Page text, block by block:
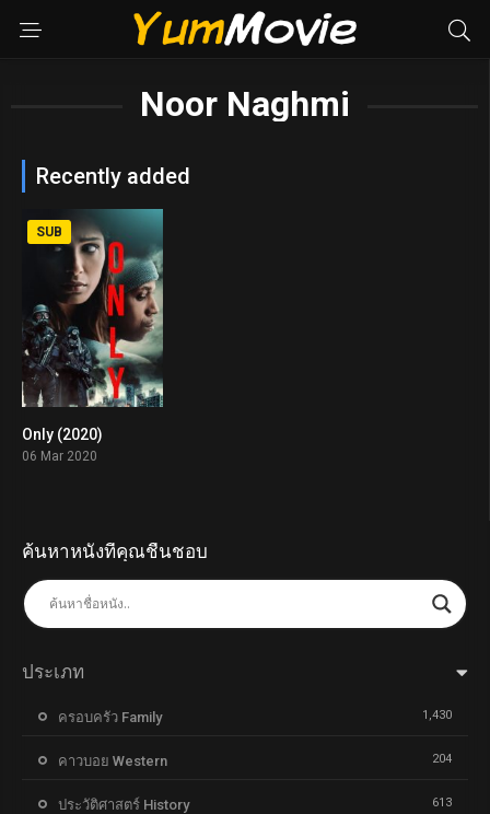
Noor Naghmi
Recently added
SUB
Only (2020)
06 Mar 2020
ค้นหาหนังที่คุณชื่นชอบ
ประเภท
ครอบครัว Family 1,430
คาวบอย Western 204
ประวัติศาสตร์ History 613